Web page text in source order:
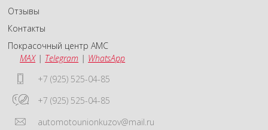
Отзывы
Контакты
Покрасочный центр АМС
MAX| Telegram | WhatsApp
+7 (925) 525-04-85
+7 (925) 525-04-85
automotounionkuzov@mail.ru